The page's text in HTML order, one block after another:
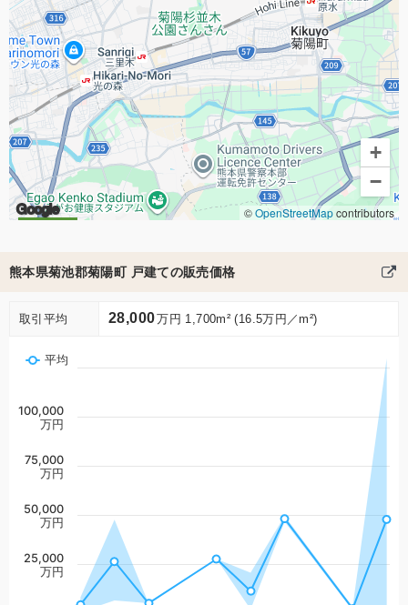
Google
+
−
©OpenStreetMapcontributors
熊本県菊池郡菊陽町 戸建ての販売価格
取引平均 28,000万円 1,700m² (16.5万円／m²)
平均
25,000
万円
50,000
万円
75,000
万円
100,000
万円